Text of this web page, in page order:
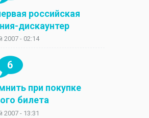
российская
дискаунтер
2007 - 02:14
6
при покупке
билета
2007 - 13:31